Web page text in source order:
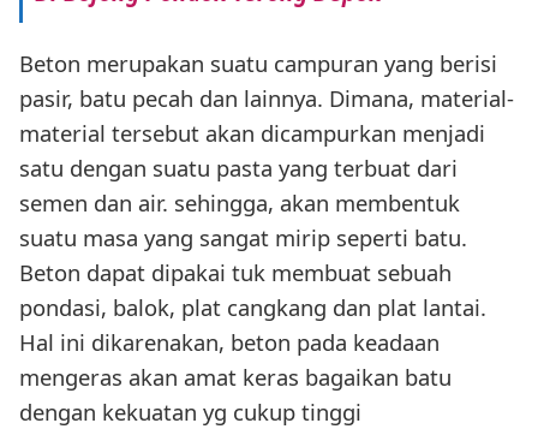
Beton merupakan suatu campuran yang berisi
pasir, batu pecah dan lainnya. Dimana, material-
material tersebut akan dicampurkan menjadi
satu dengan suatu pasta yang terbuat dari
semen dan air. sehingga, akan membentuk
suatu masa yang sangat mirip seperti batu.
Beton dapat dipakai tuk membuat sebuah
pondasi, balok, plat cangkang dan plat lantai.
Hal ini dikarenakan, beton pada keadaan
mengeras akan amat keras bagaikan batu
dengan kekuatan yg cukup tinggi